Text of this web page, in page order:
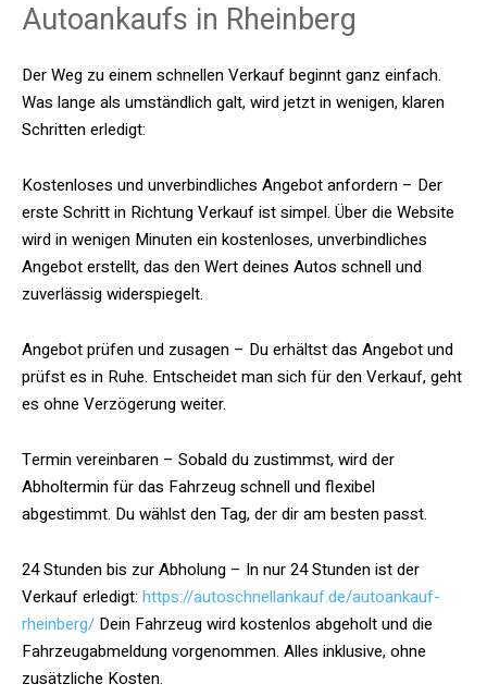
Autoankaufs in Rheinberg
Der Weg zu einem schnellen Verkauf beginnt ganz einfach.
Was lange als umständlich galt, wird jetzt in wenigen, klaren
Schritten erledigt:
Kostenloses und unverbindliches Angebot anfordern – Der
erste Schritt in Richtung Verkauf ist simpel. Über die Website
wird in wenigen Minuten ein kostenloses, unverbindliches
Angebot erstellt, das den Wert deines Autos schnell und
zuverlässig widerspiegelt.
Angebot prüfen und zusagen – Du erhältst das Angebot und
prüfst es in Ruhe. Entscheidet man sich für den Verkauf, geht
es ohne Verzögerung weiter.
Termin vereinbaren – Sobald du zustimmst, wird der
Abholtermin für das Fahrzeug schnell und flexibel
abgestimmt. Du wählst den Tag, der dir am besten passt.
24 Stunden bis zur Abholung – In nur 24 Stunden ist der
Verkauf erledigt: https://autoschnellankauf.de/autoankauf-
rheinberg/ Dein Fahrzeug wird kostenlos abgeholt und die
Fahrzeugabmeldung vorgenommen. Alles inklusive, ohne
zusätzliche Kosten.